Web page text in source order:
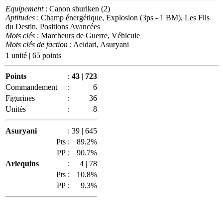
Equipement: Canon shuriken (2)
Aptitudes : Champ énergétique, Explosion (3ps - 1 BM), Les Fils
du Destin, Positions Avancées
Mots clés : Marcheurs de Guerre, Véhicule
Mots clés de faction : Aeldari, Asuryani
1 unité | 65 points
Points : 43 | 723
Commandement
:
6
Figurines
:
36
Unités
: 8
Asuryani : 39 | 645
Pts :
89.2%
PP :
90.7%
Arlequins
:
4 | 78
Pts :
10.8%
PP : 9.3%